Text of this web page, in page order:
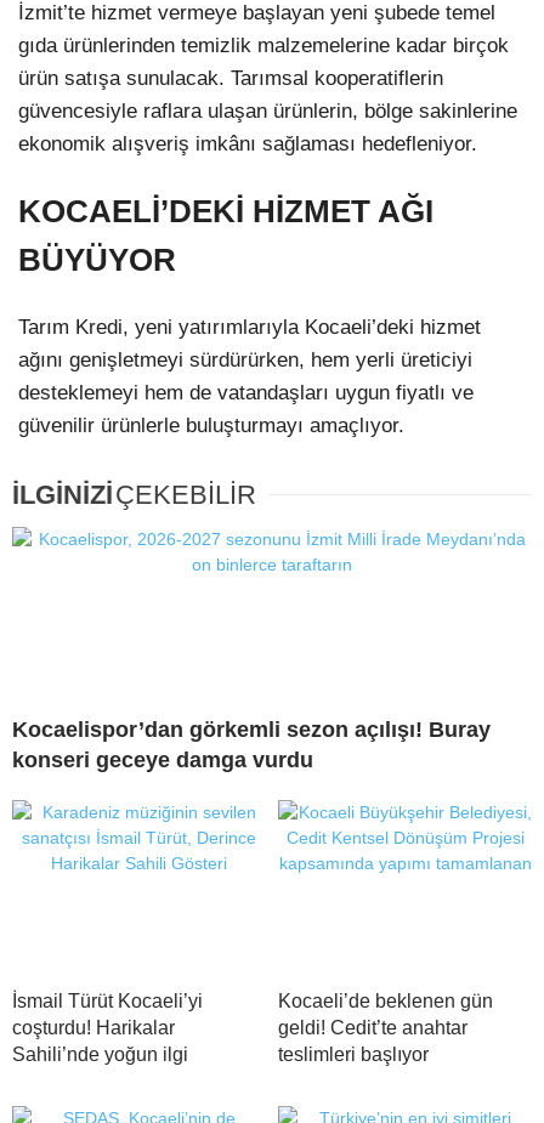
İzmit’te hizmet vermeye başlayan yeni şubede temel
gıda ürünlerinden temizlik malzemelerine kadar birçok
ürün satışa sunulacak. Tarımsal kooperatiflerin
güvencesiyle raflara ulaşan ürünlerin, bölge sakinlerine
ekonomik alışveriş imkânı sağlaması hedefleniyor.
KOCAELİ’DEKİ HİZMET AĞI
BÜYÜYOR
Tarım Kredi, yeni yatırımlarıyla Kocaeli’deki hizmet
ağını genişletmeyi sürdürürken, hem yerli üreticiyi
desteklemeyi hem de vatandaşları uygun fiyatlı ve
güvenilir ürünlerle buluşturmayı amaçlıyor.
İLGİNİZİÇEKEBİLİR
Kocaelispor’dan görkemli sezon açılışı! Buray
konseri geceye damga vurdu
İsmail Türüt Kocaeli’yi
coşturdu! Harikalar
Sahili’nde yoğun ilgi
Kocaeli’de beklenen gün
geldi! Cedit’te anahtar
teslimleri başlıyor